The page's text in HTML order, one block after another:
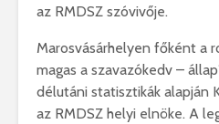
az RMDSZ szóvivője.
Marosvásárhelyen főként a
magas a szavazókedv –
délutáni statisztikák alapján
az RMDSZ helyi elnöke. A